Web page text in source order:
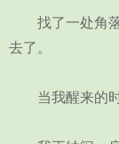
找了一处角落
去了。
当我醒来的时